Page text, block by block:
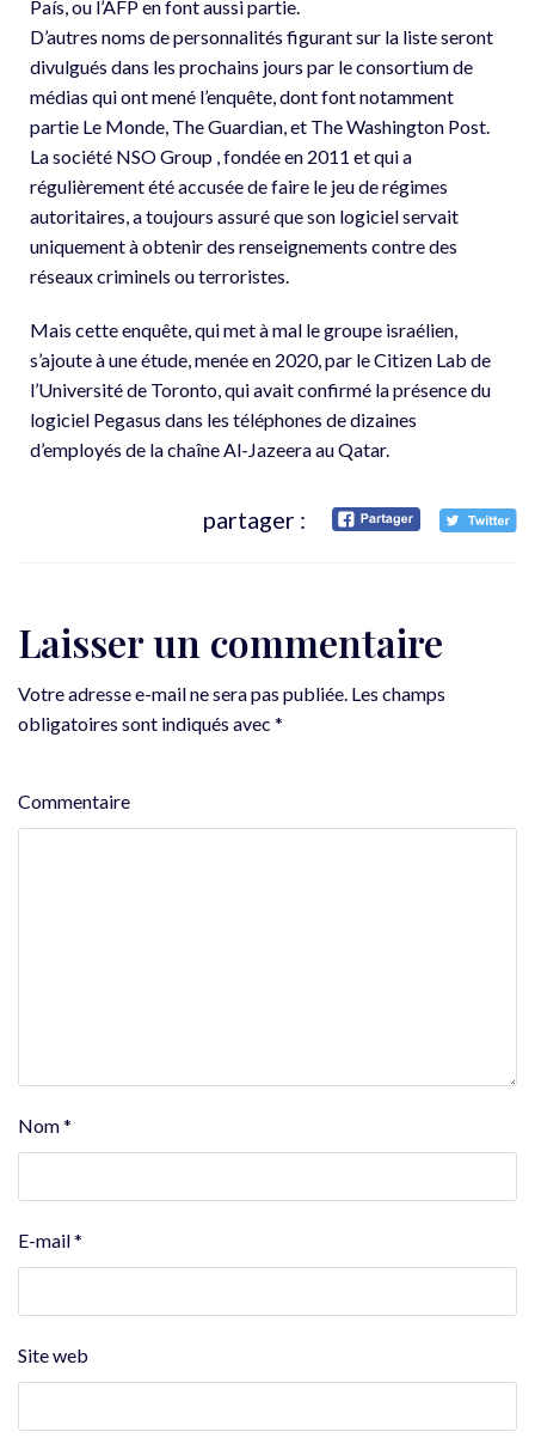
País, ou l’AFP en font aussi partie.
D’autres noms de personnalités figurant sur la liste seront
divulgués dans les prochains jours par le consortium de
médias qui ont mené l’enquête, dont font notamment
partie Le Monde, The Guardian, et The Washington Post.
La société NSO Group , fondée en 2011 et qui a
régulièrement été accusée de faire le jeu de régimes
autoritaires, a toujours assuré que son logiciel servait
uniquement à obtenir des renseignements contre des
réseaux criminels ou terroristes.
Mais cette enquête, qui met à mal le groupe israélien,
s’ajoute à une étude, menée en 2020, par le Citizen Lab de
l’Université de Toronto, qui avait confirmé la présence du
logiciel Pegasus dans les téléphones de dizaines
d’employés de la chaîne Al-Jazeera au Qatar.
partager :
Laisser un commentaire
Votre adresse e-mail ne sera pas publiée. Les champs
obligatoires sont indiqués avec *
Commentaire
Nom*
E-mail*
Site web